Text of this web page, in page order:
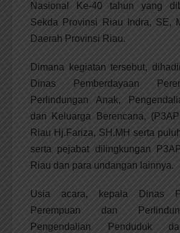
Nasional Ke-40 tahun yang
Sekda Provinsi Riau Indra, SE,
Daerah Provinsi Riau.
Dimana kegiatan tersebut,
Dinas Pemberdayaan
Perlindungan Anak,
dan Keluarga Berencana,
Riau Hj.Fariza, SH.MH serta
serta pejabat dilingkungan
Riau dan para undangan lainnya.
Usia acara, kepala Dinas
Perempuan dan
Pengendalian Penduduk